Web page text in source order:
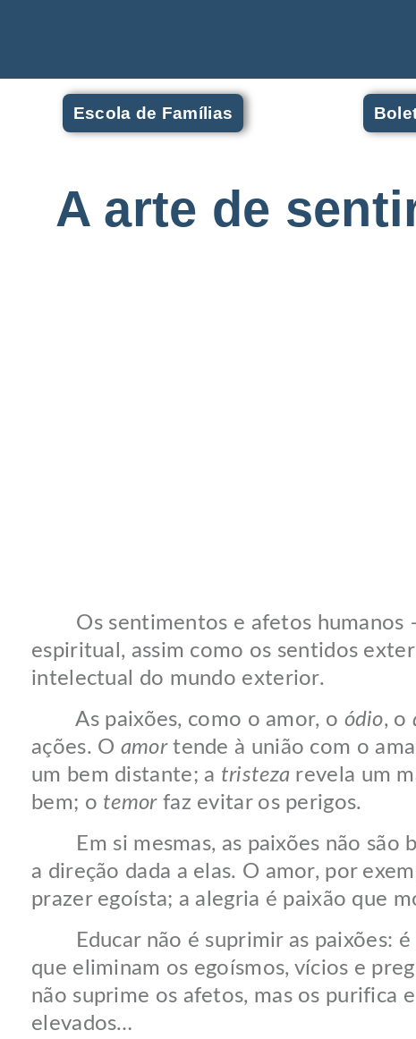
Escola de Famílias
A arte de
Os sentimentos e afetos humanos –
espiritual, assim como os sentidos
intelectual do mundo exterior.
As paixões, como o amor, o ódio, o
ações. O amortende à união com o
um bem distante; a tristeza revela um
bem; o temorfaz evitar os perigos.
Em si mesmas, as paixões não são
a direção dada a elas. O amor, por
prazer egoísta; a alegria é paixão que
Educar não é suprimir as paixões: é
que eliminam os egoísmos, vícios e
não suprime os afetos, mas os purifica
elevados…